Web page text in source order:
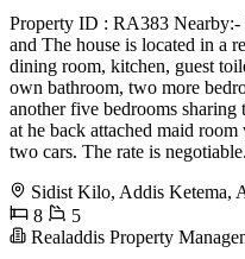
Property ID : RA383 Nearby:-
and The house is located in a
dining room, kitchen, guest
own bathroom, two more
another five bedrooms sharing
at he back attached maid
two cars. The rate is negotiable.
Sidist Kilo, Addis Ketema,
8
5
Realaddis Property